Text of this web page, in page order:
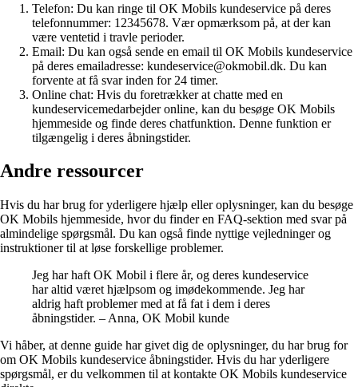
Telefon: Du kan ringe til OK Mobils kundeservice på deres
telefonnummer: 12345678. Vær opmærksom på, at der kan
være ventetid i travle perioder.
Email: Du kan også sende en email til OK Mobils kundeservice
på deres emailadresse: kundeservice@okmobil.dk. Du kan
forvente at få svar inden for 24 timer.
Online chat: Hvis du foretrækker at chatte med en
kundeservicemedarbejder online, kan du besøge OK Mobils
hjemmeside og finde deres chatfunktion. Denne funktion er
tilgængelig i deres åbningstider.
Andre ressourcer
Hvis du har brug for yderligere hjælp eller oplysninger, kan du besøge
OK Mobils hjemmeside, hvor du finder en FAQ-sektion med svar på
almindelige spørgsmål. Du kan også finde nyttige vejledninger og
instruktioner til at løse forskellige problemer.
Jeg har haft OK Mobil i flere år, og deres kundeservice
har altid været hjælpsom og imødekommende. Jeg har
aldrig haft problemer med at få fat i dem i deres
åbningstider. – Anna, OK Mobil kunde
Vi håber, at denne guide har givet dig de oplysninger, du har brug for
om OK Mobils kundeservice åbningstider. Hvis du har yderligere
spørgsmål, er du velkommen til at kontakte OK Mobils kundeservice